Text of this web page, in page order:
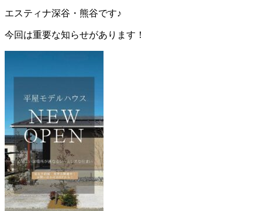
エスティナ深谷・熊谷です♪
今回は重要な知らせがあります！